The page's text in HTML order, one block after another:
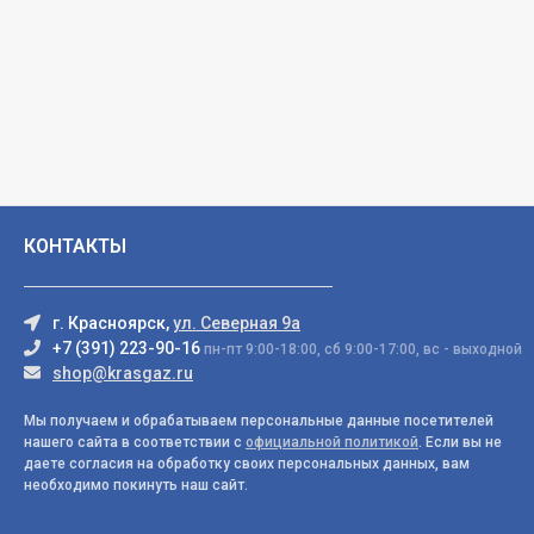
КОНТАКТЫ
г. Красноярск,ул. Северная 9а
+7 (391) 223-90-16 пн-пт 9:00-18:00, сб 9:00-17:00, вс - выходной
shop@krasgaz.ru
Мы получаем и обрабатываем персональные данные посетителей
нашего сайта в соответствии с официальной политикой. Если вы не
даете согласия на обработку своих персональных данных, вам
необходимо покинуть наш сайт.